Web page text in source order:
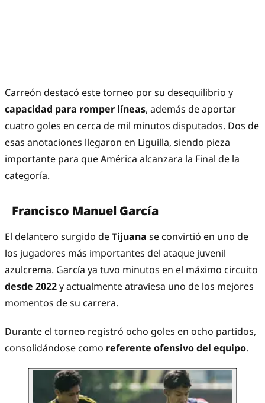
Carreón destacó este torneo por su desequilibrio y
capacidad para romper líneas, además de aportar
cuatro goles en cerca de mil minutos disputados. Dos de
esas anotaciones llegaron en Liguilla, siendo pieza
importante para que América alcanzara la Final de la
categoría.
Francisco Manuel García
El delantero surgido deTijuana se convirtió en uno de
los jugadores más importantes del ataque juvenil
azulcrema. García ya tuvo minutos en el máximo circuito
desde 2022y actualmente atraviesa uno de los mejores
momentos de su carrera.
Durante el torneo registró ocho goles en ocho partidos,
consolidándose como referente ofensivo del equipo.